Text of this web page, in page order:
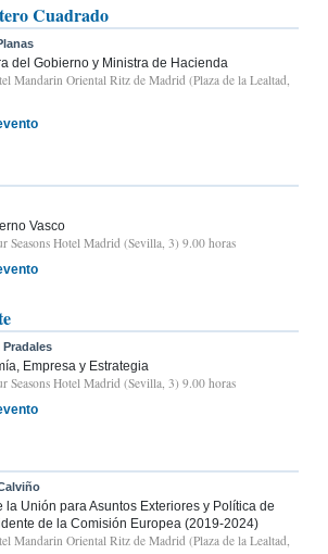
Cuadrado
del Gobierno y Ministra de Hacienda
Mandarin Oriental Ritz de Madrid (Plaza de la Lealtad,
Vasco
Seasons Hotel Madrid (Sevilla, 3) 9.00 horas
Empresa y Estrategia
Seasons Hotel Madrid (Sevilla, 3) 9.00 horas
la Unión para Asuntos Exteriores y Política de
de la Comisión Europea (2019-2024)
Mandarin Oriental Ritz de Madrid (Plaza de la Lealtad,